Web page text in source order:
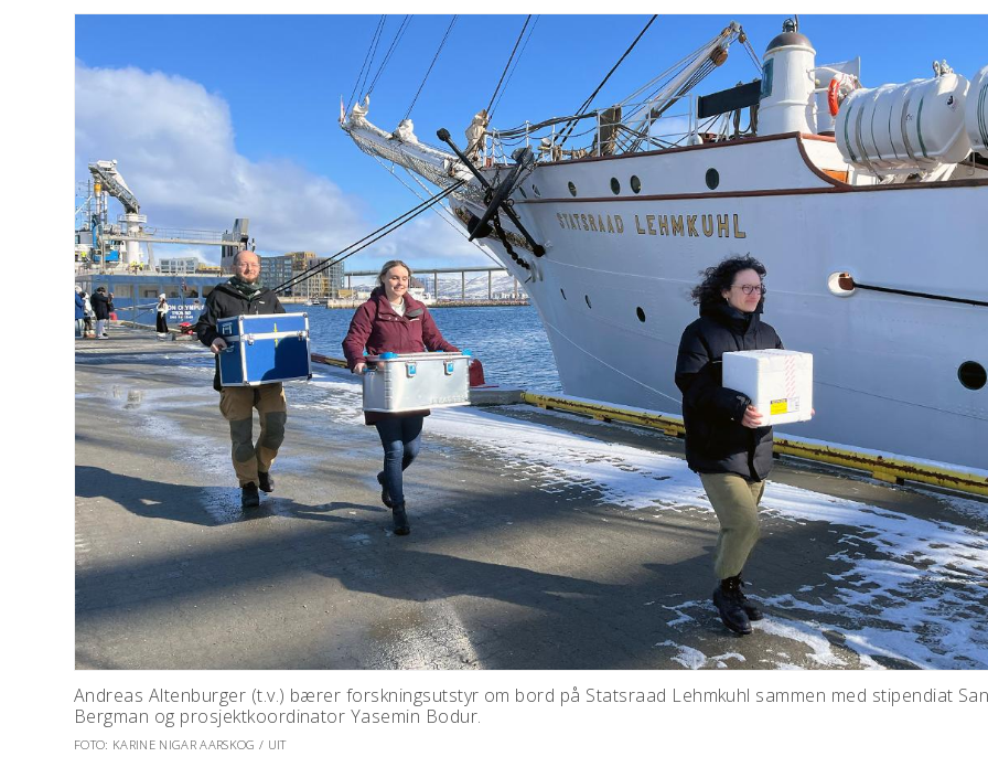
Andreas Altenburger (t.v.) bærer forskningsutstyr om bord på Statsraad Lehmkuhl sammen med stipendiat
Bergman og prosjektkoordinator Yasemin Bodur.
FOTO: KARINE NIGAR AARSKOG / UIT